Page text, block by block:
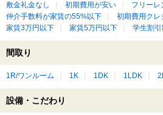
敷金礼金なし 初期費用が安い フリーレ
仲介手数料が家賃の55%以下
初期費用クレ
家賃3万円以下
家賃5万円以下 学生割引
間取り
1R/ワンルーム 1K 1DK 1LDK
設備・こだわり